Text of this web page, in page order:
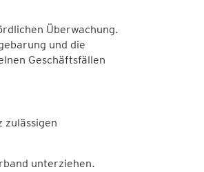
Überwachung.
und die
Geschäftsfällen
zulässigen
unterziehen.